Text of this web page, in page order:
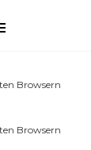
Plugin oder
Browsern
Browsern